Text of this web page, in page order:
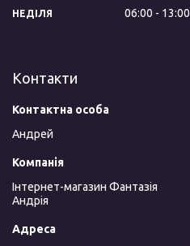
НЕДІЛЯ 06:00 13:00
Контакти
Андрей
Інтернет-магазин Фантазія
Андрія